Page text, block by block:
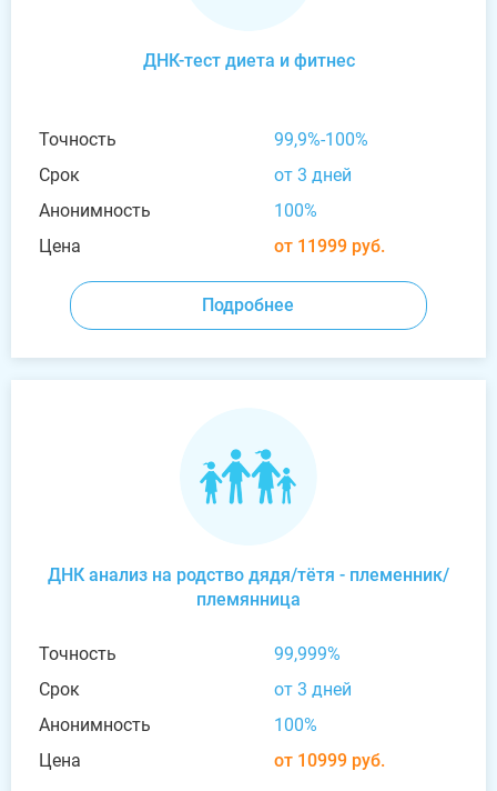
ДНК-тест диета и фитнес
Точность
99,9%-100%
Срок
от 3 дней
Анонимность
100%
Цена
от 11999 руб.
Подробнее
ДНК анализ на родство дядя/тётя - племенник/
племянница
Точность
99,999%
Срок
от 3 дней
Анонимность
100%
Цена
от 10999 руб.